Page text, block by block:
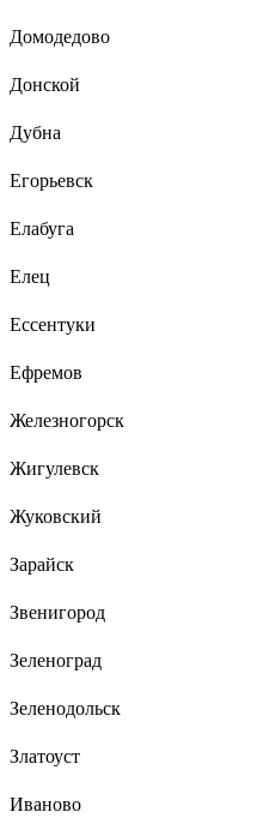
Домодедово
Донской
Дубна
Егорьевск
Елабуга
Елец
Ессентуки
Ефремов
Железногорск
Жигулевск
Жуковский
Зарайск
Звенигород
Зеленоград
Зеленодольск
Златоуст
Иваново